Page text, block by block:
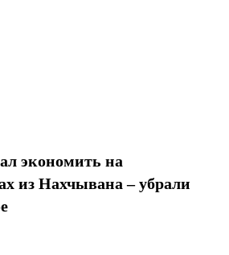
экономить на
из Нахчывана – убрали